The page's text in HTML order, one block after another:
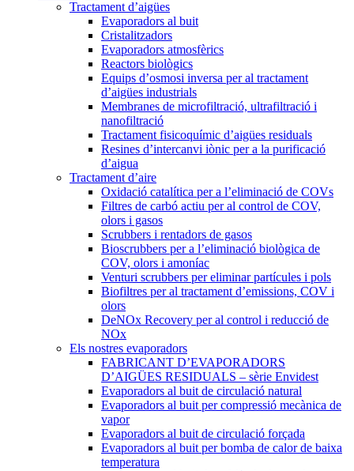
Tractament d’aigües
Evaporadors al buit
Cristalitzadors
Evaporadors atmosfèrics
Reactors biològics
Equips d’osmosi inversa per al tractament
d’aigües industrials
Membranes de microfiltració, ultrafiltració i
nanofiltració
Tractament fisicoquímic d’aigües residuals
Resines d’intercanvi iònic per a la purificació
d’aigua
Tractament d’aire
Oxidació catalítica per a l’eliminació de COVs
Filtres de carbó actiu per al control de COV,
olors i gasos
Scrubbers i rentadors de gasos
Bioscrubbers per a l’eliminació biològica de
COV, olors i amoníac
Venturi scrubbers per eliminar partícules i pols
Biofiltres per al tractament d’emissions, COV i
olors
DeNOx Recovery per al control i reducció de
NOx
Els nostres evaporadors
FABRICANT D’EVAPORADORS
D’AIGÜES RESIDUALS – sèrie Envidest
Evaporadors al buit de circulació natural
Evaporadors al buit per compressió mecànica de
vapor
Evaporadors al buit de circulació forçada
Evaporadors al buit per bomba de calor de baixa
temperatura